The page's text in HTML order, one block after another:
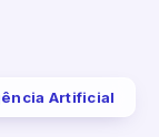
Artificial